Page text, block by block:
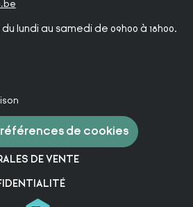
lundi au samedi de 09h00 à 18h00.
de cookies
DE VENTE